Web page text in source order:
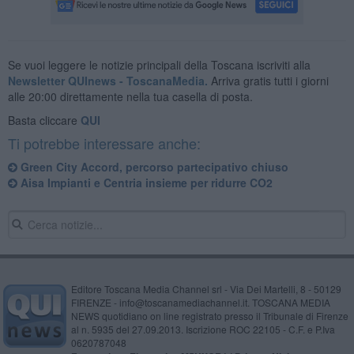
Se vuoi leggere le notizie principali della Toscana iscriviti alla
Newsletter QUInews - ToscanaMedia. Arriva gratis tutti i giorni
alle 20:00 direttamente nella tua casella di posta.
Basta cliccare QUI
Ti potrebbe interessare anche:
Green City Accord, percorso partecipativo chiuso
​Aisa Impianti e Centria insieme per ridurre CO2
Editore Toscana Media Channel srl - Via Dei Martelli, 8 - 50129
FIRENZE - info@toscanamediachannel.it. TOSCANA MEDIA
NEWS quotidiano on line registrato presso il Tribunale di Firenze
al n. 5935 del 27.09.2013. Iscrizione ROC 22105 - C.F. e P.Iva
0620787048